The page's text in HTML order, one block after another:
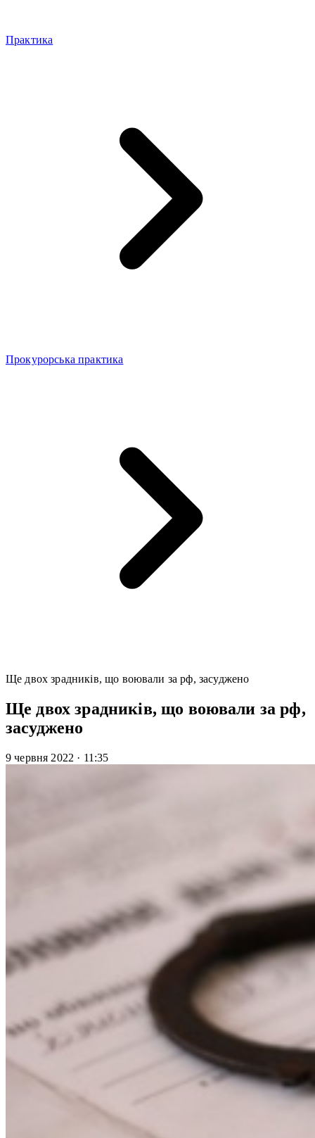
Практика
Прокурорська практика
Ще двох зрадників, що воювали за рф, засуджено
Ще двох зрадників, що воювали за рф,
засуджено
9 червня 2022 · 11:35